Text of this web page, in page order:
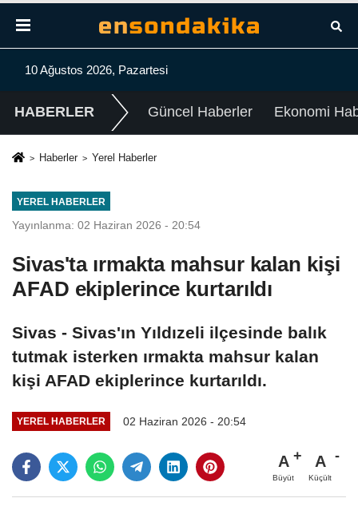
10 Ağustos 2026, Pazartesi
HABERLER Güncel Haberler Ekonomi
Haberler Yerel Haberler
YEREL HABERLER
Yayınlanma: 02 Haziran 2026 - 20:54
Sivas'ta ırmakta mahsur kalan kişi
AFAD ekiplerince kurtarıldı
Sivas - Sivas'ın Yıldızeli ilçesinde balık
tutmak isterken ırmakta mahsur kalan
kişi AFAD ekiplerince kurtarıldı.
YEREL HABERLER 02 Haziran 2026 - 20:54
A
Büyüt
A
Küçült